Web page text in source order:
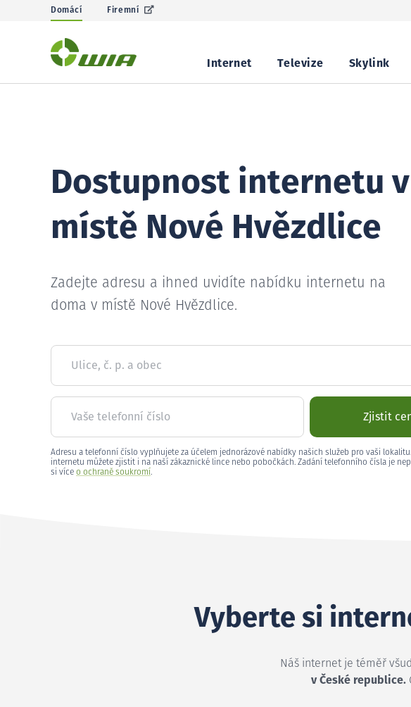
Domácí Firemní
Internet Televize Skylink
Dostupnost internetu v
místě Nové Hvězdlice
Zadejte adresu a ihned uvidíte nabídku internetu na
doma v místě Nové Hvězdlice.
Ulice, č. p. a obec
Vaše telefonní číslo Zjistit
Adresu a telefonní číslo vyplňujete za účelem jednorázové nabídky našich služeb pro vaši
internetu můžete zjistit i na naší zákaznické lince nebo pobočkách. Zadání telefonního čísla je
si více o ochraně soukromí.
Vyberte si
Náš internet je téměř
v České republice.